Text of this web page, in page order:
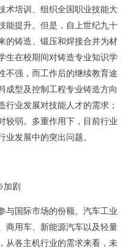
术培训、组织全国职业技能大
能提升。但是，自上世纪九十
的铸造、锻压和焊接合并为材
生在校期间对铸造专业知识学
不强，而工作后的继续教育途
成型及控制工程专业铸造方向
业发展对技能人才的需求；
较弱。多重作用下，目前行业
发展中的突出问题。
加剧
与国际市场的份额。汽车工业
商用车、新能源汽车以及轻量
从各主机行业的需求来看，未